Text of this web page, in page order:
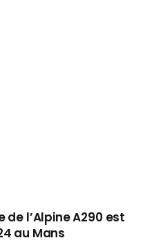
l’Alpine A290 est
au Mans